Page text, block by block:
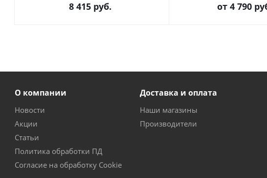
8 415 руб. от 4 790
О компании
Новости
Акции
Статьи
Политика обработки ПД
Согласие на обработку Cookie
Доставка и оплата
Наши магазины
Производители